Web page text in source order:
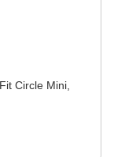
Fit Circle Mini,